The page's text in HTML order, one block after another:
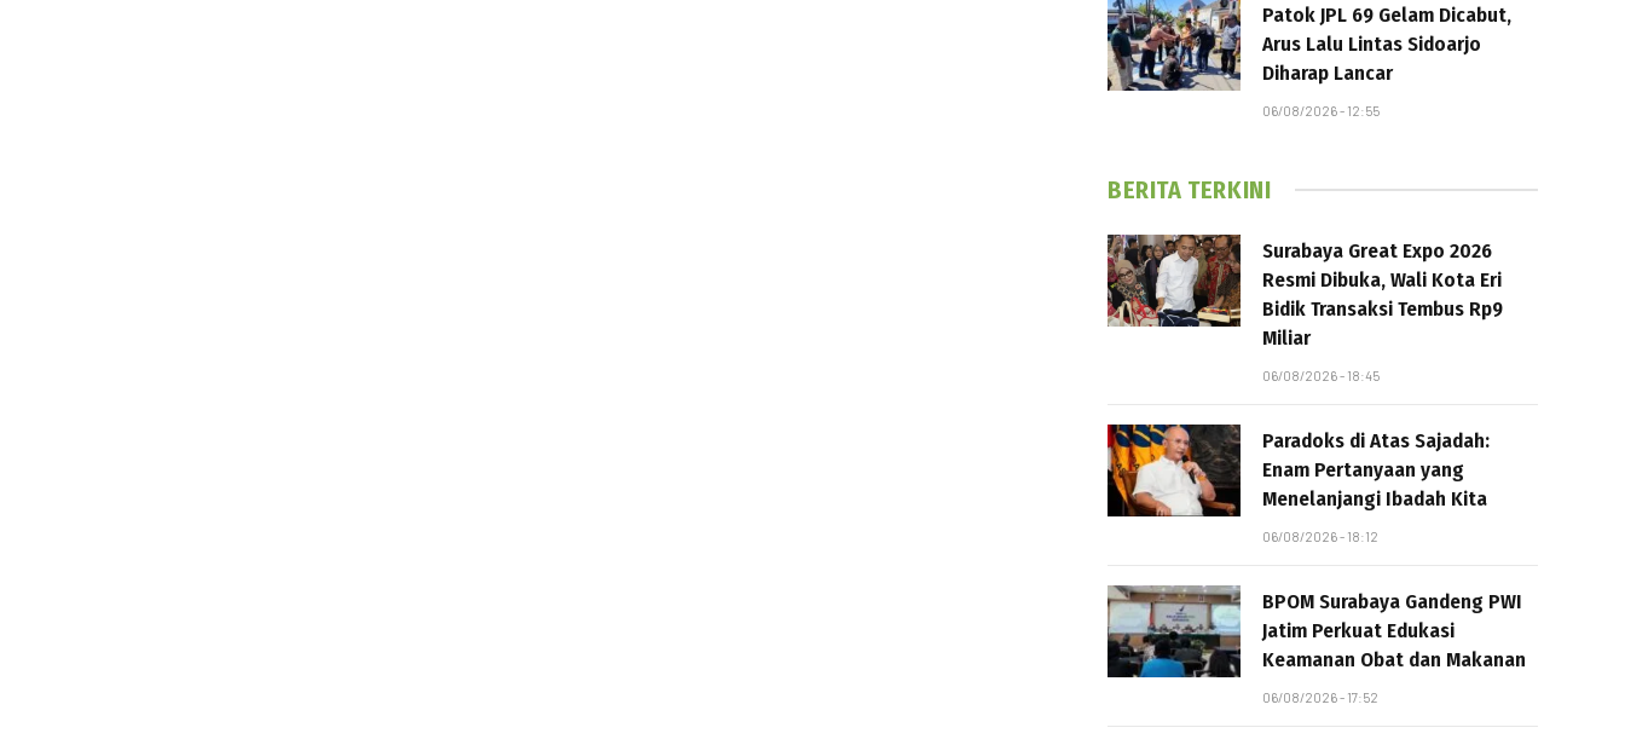
Patok JPL 69 Gelam Dicabut,
Arus Lalu Lintas Sidoarjo
Diharap Lancar
06/08/2026 - 12:55
BERITA TERKINI
Surabaya Great Expo 2026
Resmi Dibuka, Wali Kota Eri
Bidik Transaksi Tembus Rp9
Miliar
06/08/2026 - 18:45
Paradoks di Atas Sajadah:
Enam Pertanyaan yang
Menelanjangi Ibadah Kita
06/08/2026 - 18:12
BPOM Surabaya Gandeng PWI
Jatim Perkuat Edukasi
Keamanan Obat dan Makanan
06/08/2026 - 17:52